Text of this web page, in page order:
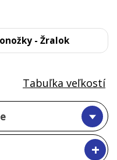
- Žralok
+
Tabuľka veľkostí